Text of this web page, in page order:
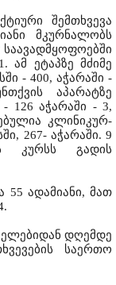
შემთხვევა
მკურნალობს
ამ ეტაპზე მძიმე
- 400, აჭარაში -
აპარატზე
126 აჭარაში - 3,
კლინიკურ-
267- აჭარაში. 9
კურსს გადის
55 ადამიანი, მათ
დღემდე
საერთო